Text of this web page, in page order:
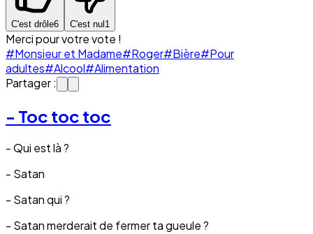
C'est drôle6 C'est nul 1
Merci pour votre vote !
#Monsieur et Madame#Roger#Bière#Pour
adultes#Alcool#Alimentation
Partager :
- Toc toc toc
- Qui est là ?
- Satan
- Satan qui ?
- Satan merderait de fermer ta gueule ?